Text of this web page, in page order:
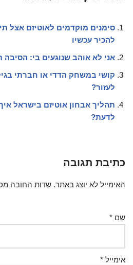
סימנים מוקדמים לאוטיזם אצל
להכיר עכשיו
אני לא אוהב שנוגעים בי:
קושי במשחק הדדי או חברתי
לעזור?
תהליך אבחון אוטיזם בישראל
לדעת?
כתיבת תגובה
האימייל לא יוצג באתר. שדות החובה
שם *
אימייל *